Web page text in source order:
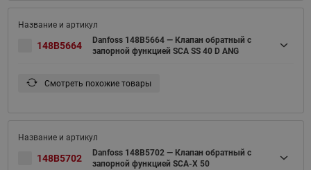
148B5664
Danfoss 148B5664 — Клапан обратный с
запорной функцией SCA SS 40 D ANG
Смотреть похожие товары
148B5702
Danfoss 148B5702 — Клапан обратный с
запорной функцией SCA-X 50